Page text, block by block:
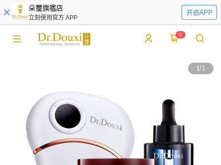
朵璽旗艦店
立刻使用官方 APP
开启APP
0
1/1